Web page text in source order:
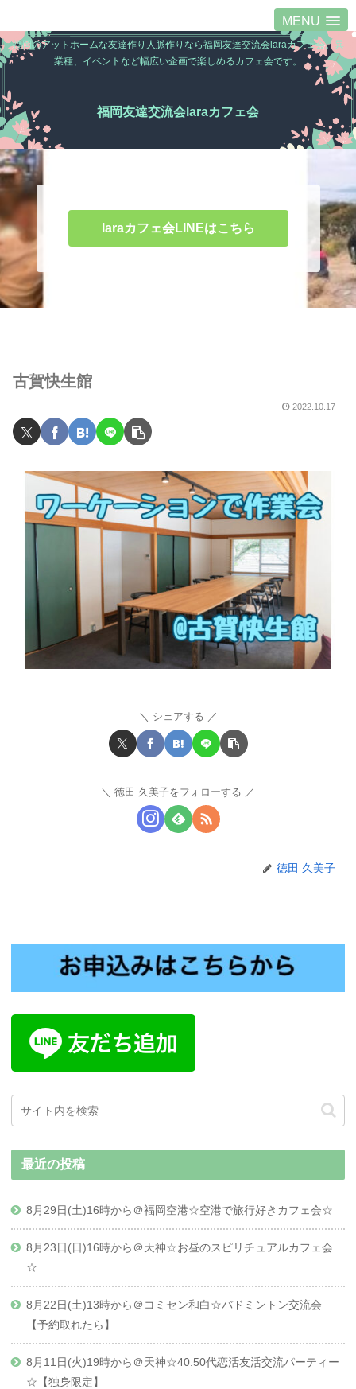
MENU
福岡のアットホームな友達作り人脈作りなら福岡友達交流会laraカフェ会。異
業種、イベントなど幅広い企画で楽しめるカフェ会です。
福岡友達交流会laraカフェ会
laraカフェ会LINEはこちら
古賀快生館
2022.10.17
シェアする
徳田 久美子をフォローする
徳田 久美子
最近の投稿
8月29日(土)16時から＠福岡空港☆空港で旅行好きカフェ会☆
8月23日(日)16時から＠天神☆お昼のスピリチュアルカフェ会
☆
8月22日(土)13時から＠コミセン和白☆バドミントン交流会
【予約取れたら】
8月11日(火)19時から＠天神☆40.50代恋活友活交流パーティー
☆【独身限定】